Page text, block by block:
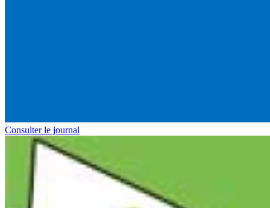
Consulter le journal